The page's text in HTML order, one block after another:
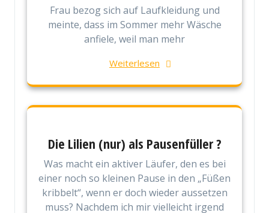
Frau bezog sich auf Laufkleidung und
meinte, dass im Sommer mehr Wäsche
anfiele, weil man mehr
Weiterlesen
Die Lilien (nur) als Pausenfüller ?
Was macht ein aktiver Läufer, den es bei
einer noch so kleinen Pause in den „Füßen
kribbelt“, wenn er doch wieder aussetzen
muss? Nachdem ich mir vielleicht irgend